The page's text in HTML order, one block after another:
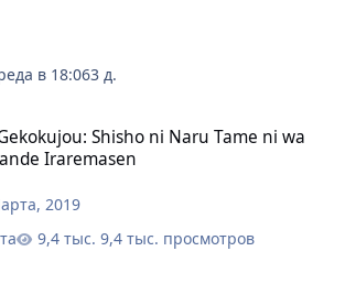
в 18:063 д.
Shisho ni Naru Tame ni wa
Iraremasen
2019
9,4 тыс. просмотров